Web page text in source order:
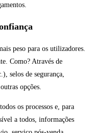
peso para os utilizadores.
Como? Através de
selos de segurança,
opções.
os processos e, para
a todos, informações